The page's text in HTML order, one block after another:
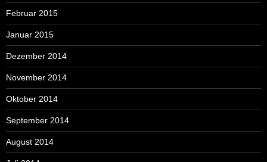
Februar 2015
Januar 2015
Dezember 2014
November 2014
Oktober 2014
September 2014
August 2014